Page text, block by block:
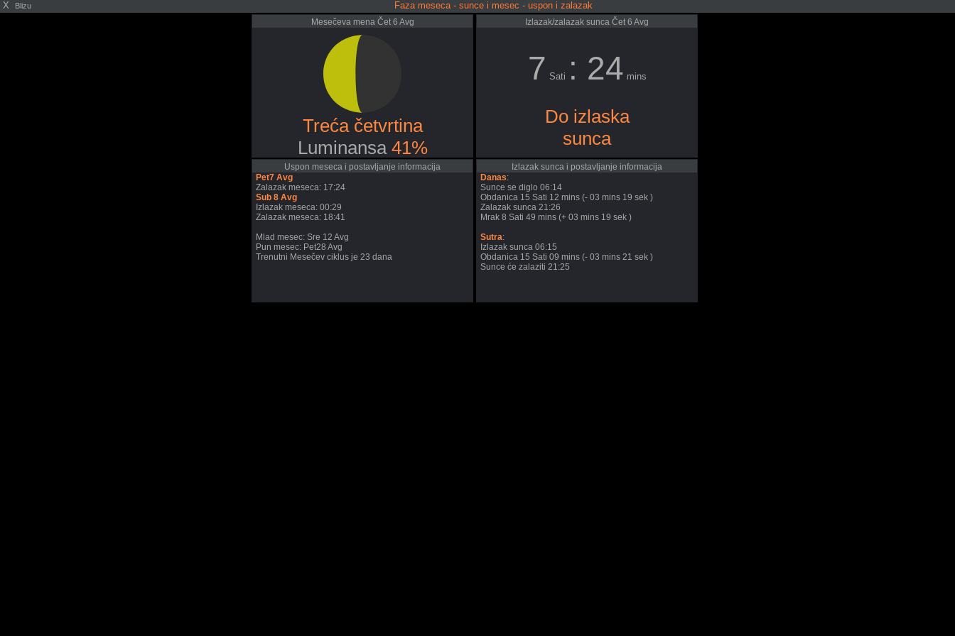
X Blizu Faza meseca - sunce i mesec - uspon i zalazak
Mesečeva mena Čet 6 Avg
Treća četvrtina
Luminansa 41%
Izlazak/zalazak sunca Čet 6 Avg
7 Sati : 24 mins
Do izlaska
sunca
Uspon meseca i postavljanje informacija
Pet7 Avg
Zalazak meseca: 17:24
Sub 8 Avg
Izlazak meseca: 00:29
Zalazak meseca: 18:41
Mlad mesec: Sre 12 Avg
Pun mesec: Pet28 Avg
Trenutni Mesečev ciklus je 23 dana
Izlazak sunca i postavljanje informacija
Danas:
Sunce se diglo 06:14
Obdanica 15 Sati 12 mins (- 03 mins 19 sek )
Zalazak sunca 21:26
Mrak 8 Sati 49 mins (+ 03 mins 19 sek )
Sutra:
Izlazak sunca 06:15
Obdanica 15 Sati 09 mins (- 03 mins 21 sek )
Sunce će zalaziti 21:25